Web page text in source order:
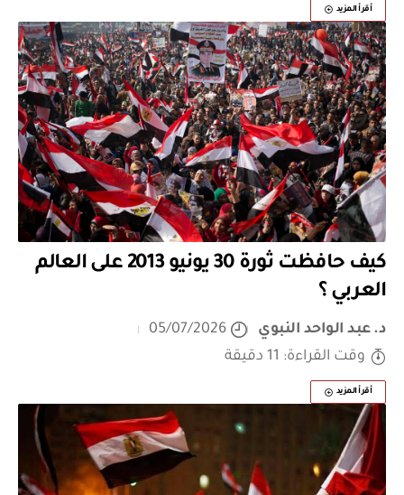
أقرأ المزيد
كيف حافظت ثورة 30 يونيو 2013 على العالم
العربي ؟
د. عبد الواحد النبوي
05/07/2026
وقت القراءة: 11 دقيقة
أقرأ المزيد